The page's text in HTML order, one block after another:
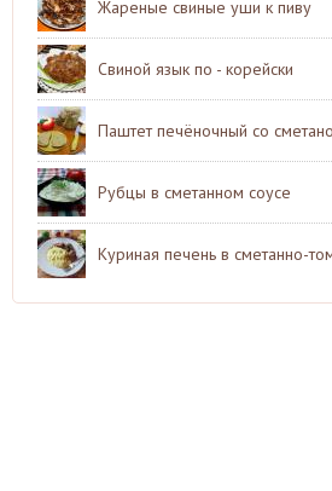
Жареные свиные уши к пиву
Свиной язык по - корейски
Паштет печёночный со
Рубцы в сметанном соусе
Куриная печень в сметанно-